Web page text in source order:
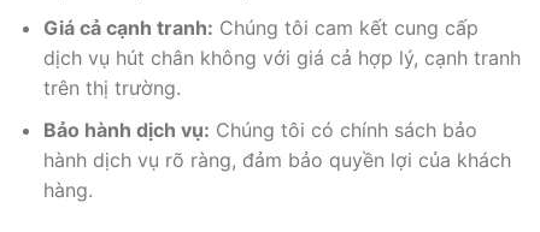
Giá cả cạnh tranh: Chúng tôi cam kết cung cấp
dịch vụ hút chân không với giá cả hợp lý, cạnh tranh
trên thị trường.
Bảo hành dịch vụ: Chúng tôi có chính sách bảo
hành dịch vụ rõ ràng, đảm bảo quyền lợi của khách
hàng.